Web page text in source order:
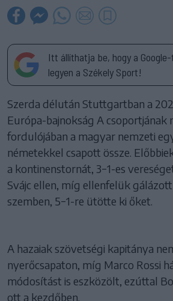
Itt állíthatja be, hogy a
legyen a Székely Sport!
Szerda délután Stuttgartban a
Európa-bajnokság A csoportjának
fordulójában a magyar nemzeti
németekkel csapott össze.
a kontinenstornát, 3−1-es
Svájc ellen, míg ellenfelük
szemben, 5−1-re ütötte ki őket.
A hazaiak szövetségi kapitánya
nyerőcsapaton, míg Marco Rossi
módosítást is eszközölt, ezúttal
ott a kezdőben.